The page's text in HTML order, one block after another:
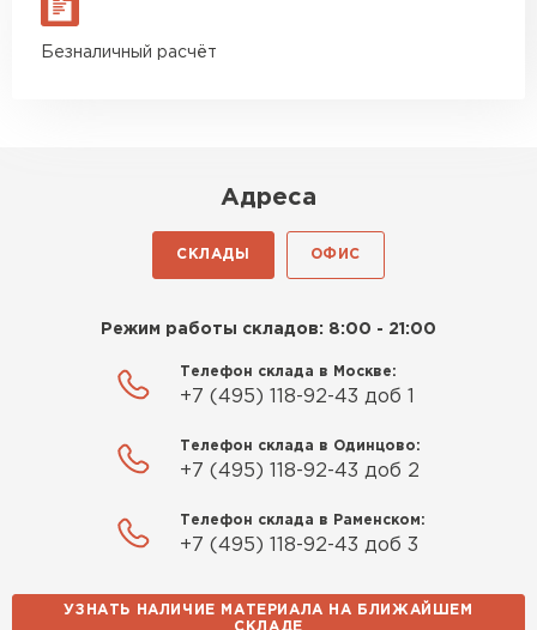
Безналичный расчёт
Адреса
СКЛАДЫ ОФИС
Режим работы складов: 8:00 - 21:00
Телефон склада в Москве:
+7 (495) 118-92-43 доб 1
Телефон склада в Одинцово:
+7 (495) 118-92-43 доб 2
Телефон склада в Раменском:
+7 (495) 118-92-43 доб 3
УЗНАТЬ НАЛИЧИЕ МАТЕРИАЛА НА БЛИЖАЙШЕМ
СКЛАДЕ